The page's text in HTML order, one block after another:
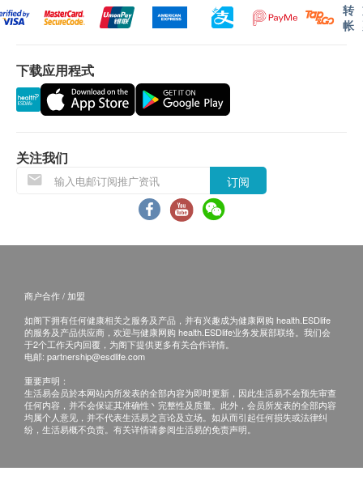
转
帐
下载应用程式
关注我们
订阅
商户合作 / 加盟
如阁下拥有任何健康相关之服务及产品，并有兴趣成为健康网购 health.ESDlife
的服务及产品供应商，欢迎与健康网购 health.ESDlife业务发展部联络。我们会
于2个工作天内回覆，为阁下提供更多有关合作详情。
电邮: partnership@esdlife.com
重要声明：
生活易会员於本网站内所发表的全部内容为即时更新，因此生活易不会预先审查
任何内容，并不会保证其准确性丶完整性及质量。此外，会员所发表的全部内容
均属个人意见，并不代表生活易之言论及立场。如从而引起任何损失或法律纠
纷，生活易概不负责。有关详情请参阅生活易的免责声明。